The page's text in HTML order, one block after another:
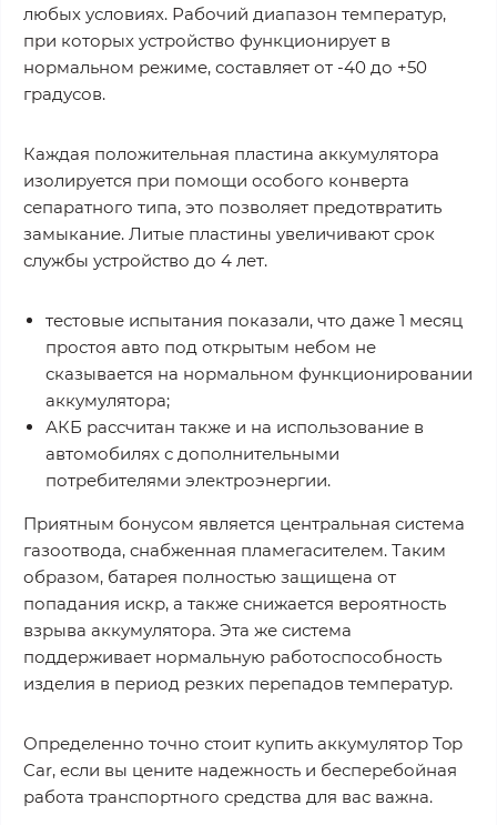
любых условиях. Рабочий диапазон температур,
при которых устройство функционирует в
нормальном режиме, составляет от -40 до +50
градусов.
Каждая положительная пластина аккумулятора
изолируется при помощи особого конверта
сепаратного типа, это позволяет предотвратить
замыкание. Литые пластины увеличивают срок
службы устройство до 4 лет.
тестовые испытания показали, что даже 1 месяц
простоя авто под открытым небом не
сказывается на нормальном функционировании
аккумулятора;
АКБ рассчитан также и на использование в
автомобилях с дополнительными
потребителями электроэнергии.
Приятным бонусом является центральная система
газоотвода, снабженная пламегасителем. Таким
образом, батарея полностью защищена от
попадания искр, а также снижается вероятность
взрыва аккумулятора. Эта же система
поддерживает нормальную работоспособность
изделия в период резких перепадов температур.
Определенно точно стоит купить аккумулятор Top
Car, если вы цените надежность и бесперебойная
работа транспортного средства для вас важна.